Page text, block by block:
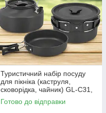
Туристичний набір посуду
для пікніка (каструля,
сковорідка, чайник) GL-C31,
Чорний / Посуд туристичний
Готово до відправки